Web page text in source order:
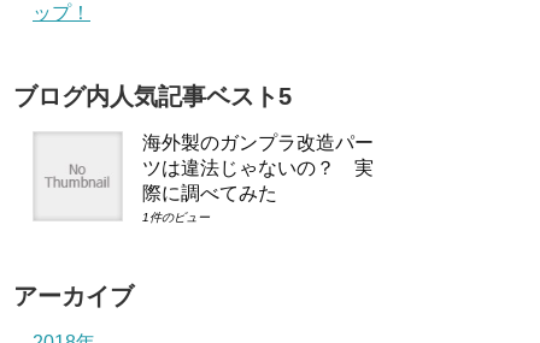
ップ！
ブログ内人気記事ベスト5
海外製のガンプラ改造パー
ツは違法じゃないの？ 実
際に調べてみた
1件のビュー
アーカイブ